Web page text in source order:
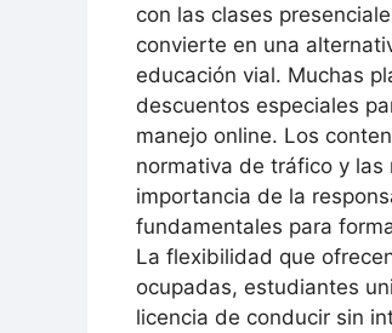
con las clases
convierte en una
educación vial. Muchas
descuentos especiales
manejo online. Los
normativa de tráfico y las
importancia de la
fundamentales para
La flexibilidad que
ocupadas, estudiantes
licencia de conducir sin